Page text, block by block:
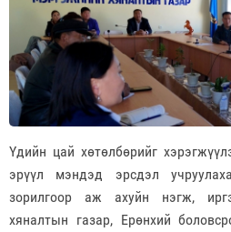
Үдийн цай хөтөлбөрийг
эрүүл мэндэд эрсдэл
зорилгоор аж ахуйн нэгж,
хяналтын газар, Ерөнхий